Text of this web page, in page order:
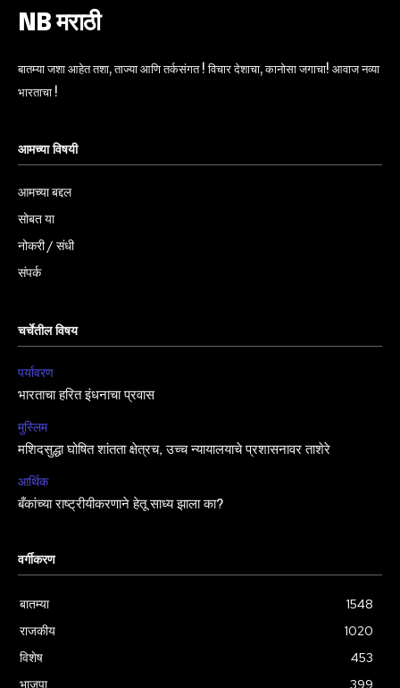
NB मराठी
बातम्या जशा आहेत तशा, ताज्या आणि तर्कसंगत ! विचार देशाचा, कानोसा जगाचा! आवाज नव्या
भारताचा !
आमच्या विषयी
आमच्या बद्दल
सोबत या
नोकरी / संधी
संपर्क
चर्चेतील विषय
पर्यावरण
भारताचा हरित इंधनाचा प्रवास
मुस्लिम
मशिदसुद्धा घोषित शांतता क्षेत्रच, उच्च न्यायालयाचे प्रशासनावर ताशेरे
आर्थिक
बँकांच्या राष्ट्रीयीकरणाने हेतू साध्य झाला का?
वर्गीकरण
बातम्या
1548
राजकीय
1020
विशेष
453
भाजपा
399